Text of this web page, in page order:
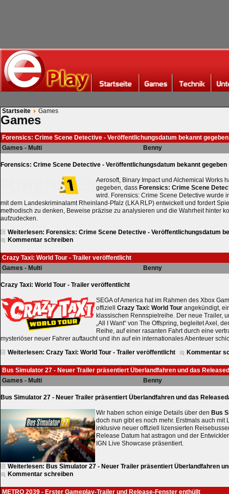
Startseite Games
Games
Forensics: Crime Scene Detective - Veröffentlichungsdatum bekannt gegeben
Games - Multi
Benny
Forensics: Crime Scene Detective - Veröffentlichungsdatum bekannt gegeben
Aerosoft, Binary Impact und Alchemical Works
gegeben, dass Forensics: Crime Scene
wird. Forensics: Crime Scene Detective wurde
mit dem Landeskriminalamt Rheinland-Pfalz (LKA RLP) entwickelt und fordert
methodisch zu denken, Beweise präzise zu analysieren und die Wahrheit hinter
aufzudecken.
Weiterlesen: Forensics: Crime Scene Detective - Veröffentlichungsdatum
Kommentar schreiben
Crazy Taxi: World Tour - Trailer veröffentlicht
Games - Multi
Benny
Crazy Taxi: World Tour - Trailer veröffentlicht
SEGA of America hat im Rahmen des Xbox
offiziell Crazy Taxi: World Tour angekündigt,
klassischen Rennspielreihe. Der neue Trailer,
„All I Want“ von The Offspring, begleitet Axel,
Reihe, auf einer rasanten Fahrt durch eine
mysteriöser neuer Fahrer auftaucht und ihn auf ein internationales Abenteuer
Weiterlesen: Crazy Taxi: World Tour - Trailer veröffentlicht
Kommentar
Bus Simulator 27 - Neuer Trailer präsentiert Überlandfahren und das
Games - Multi
Benny
Bus Simulator 27 - Neuer Trailer präsentiert Überlandfahren und das
Wir haben schon einige Details über den Bus
doch nun gibt es noch mehr. Erstmals auch mit
inklusive neuer offiziell lizensierten
Release Datum hat astragon und der
IGN Live Showcase präsentiert.
Weiterlesen: Bus Simulator 27 - Neuer Trailer präsentiert Überlandfahren
Kommentar schreiben
METRO 2039 - Erster Gameplay-Trailer und Release-Fenster enthüllt